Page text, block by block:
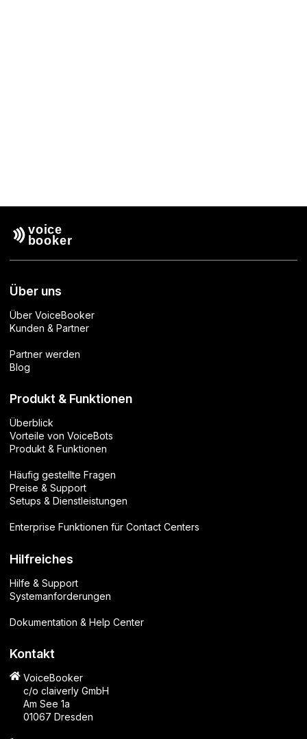
Über uns
Über VoiceBooker
Kunden & Partner
Partner werden
Blog
Produkt & Funktionen
Überblick
Vorteile von VoiceBots
Produkt & Funktionen
Häufig gestellte Fragen
Preise & Support
Setups & Dienstleistungen
Enterprise Funktionen für Contact Centers
Hilfreiches
Hilfe & Support
Systemanforderungen
Dokumentation & Help Center
Kontakt
VoiceBooker
c/o claiverly GmbH
Am See 1a
01067 Dresden